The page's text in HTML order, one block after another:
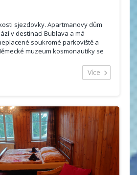
sjezdovky. Apartmanovy dům
v destinaci Bublava a má
soukromé parkoviště a
muzeum kosmonautiky se
Více